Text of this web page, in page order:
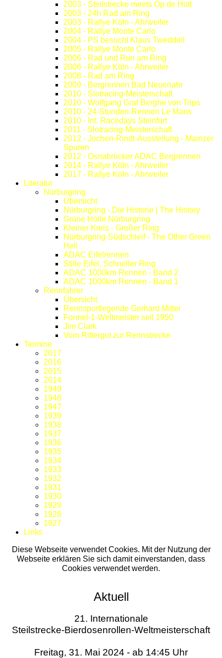
2003 - Steilstrecke meets Op de Hütt
2003 - 24h Rad am Ring
2003 - Rallye Köln - Ahrweiler
2004 - Rallye Monte Carlo
2004 - PS besucht Klaus Tweddell
2005 - Rallye Monte Carlo
2006 - Rad und Run am Ring
2006 - Rallye Köln - Ahrweiler
2008 - Rad am Ring
2009 - Bergrennen Bad Neuenahr
2010 - Slotracing-Meisterschaft
2010 - Wolfgang Graf Berghe von Trips
2010 - 24-Stunden-Rennen Le Mans
2010 - Int. Racedays Steinfurt
2011 - Slotracing-Meisterschaft
2012 - Jochen-Rindt-Ausstellung - Mainzer
Spuren
2012 - Osnabrücker ADAC Bergrennen
2014 - Rallye Köln - Ahrweiler
2017 - Rallye Köln - Ahrweiler
Literatur
Nürburgring
Übersicht
Nürburgring - Die Historie | The History
Grüne Hölle Nürburgring
Kleiner Kreis - Großer Ring
Nürburgring-Südschleif - The Other Green
Hell
ADAC Eifelrennen
Stille Eifel, Schneller Ring
ADAC 1000km Rennen - Band 2
ADAC 1000km Rennen - Band 1
Rennfahrer
Übersicht
Rennsportlegende Gerhard Mitter
Formel-1-Weltmeister seit 1950
Jim Clark
Vom Rittergut zur Rennstrecke
Termine
2017
2016
2015
2014
1949
1948
1947
1939
1938
1937
1936
1935
1934
1933
1932
1931
1930
1929
1928
1927
Links
Diese Webseite verwendet Cookies. Mit der Nutzung der
Webseite erklären Sie sich damit einverstanden, dass
Cookies verwendet werden.
Aktuell
21. Internationale
Steilstrecke-Bierdosenrollen-Weltmeisterschaft
Freitag, 31. Mai 2024 - ab 14:45 Uhr